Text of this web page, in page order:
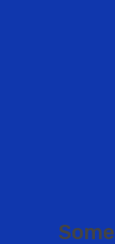
Some